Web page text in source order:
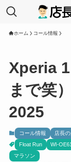
ホーム コール情報
Xperia
まで笑
2025
コール情報
店長
Float Run
WI-
マラソン